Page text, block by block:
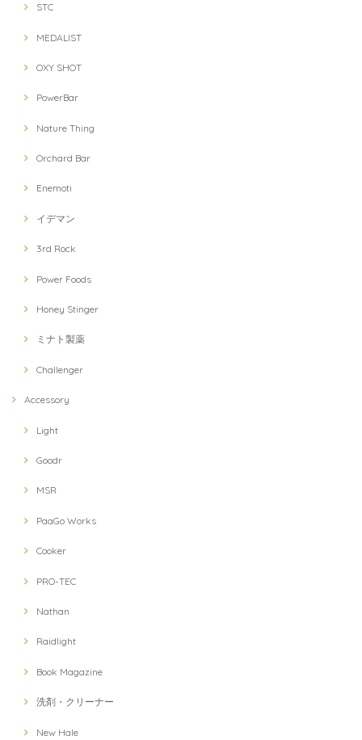
STC
MEDALIST
OXY SHOT
PowerBar
Nature Thing
Orchard Bar
Enemoti
イデマン
3rd Rock
Power Foods
Honey Stinger
ミナト製薬
Challenger
Accessory
Light
Goodr
MSR
PaaGo Works
Cooker
PRO-TEC
Nathan
Raidlight
Book Magazine
洗剤・クリーナー
New Hale